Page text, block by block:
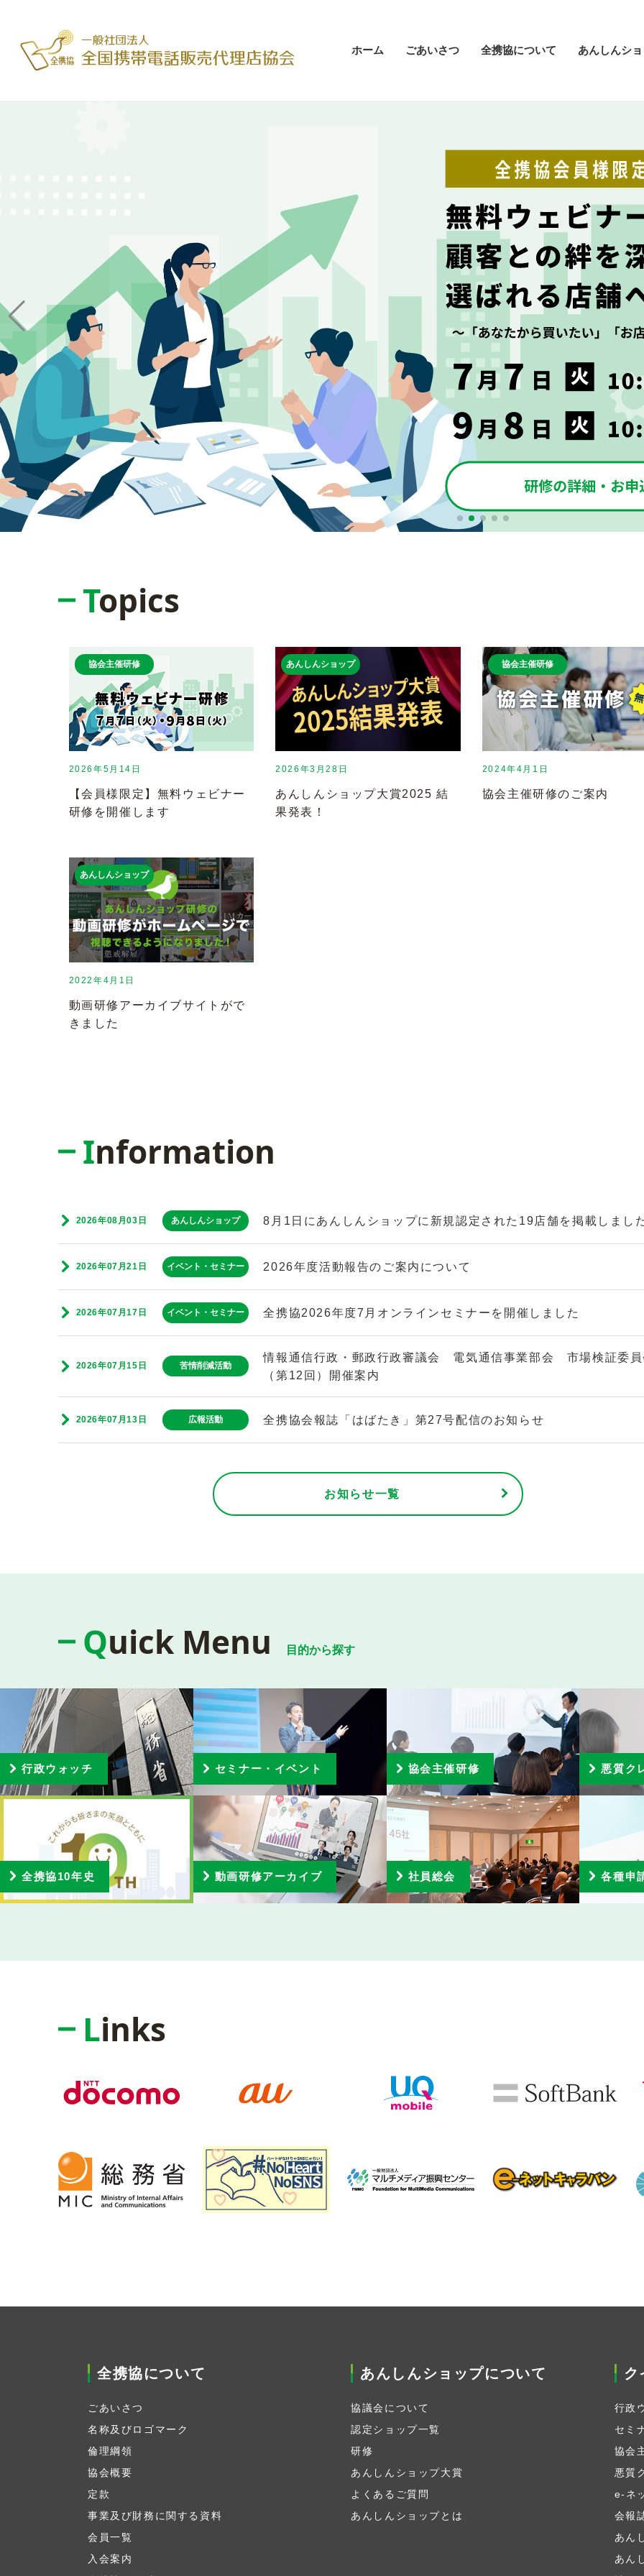
ホーム ごあいさつ 全携協について あんしんシ
Topics
2026年5月14日
【会員様限定】無料ウェビナー
研修を開催します
協会主催研修
2026年3月28日
あんしんショップ大賞2025 結
果発表！
あんしんショップ
2024年4月1日
協会主催研修のご案内
協会主催研修
2022年4月1日
動画研修アーカイブサイトがで
きました
あんしんショップ
Information
2026年08月03日 あんしんショップ 8月1日にあんしんショップに新規認定された19店舗を掲載しまし
2026年07月21日 イベント・セミナー 2026年度活動報告のご案内について
2026年07月17日 イベント・セミナー 全携協2026年度7月オンラインセミナーを開催しました
2026年07月15日 苦情削減活動
情報通信行政・郵政行政審議会 電気通信事業部会 市場検証委
（第12回）開催案内
2026年07月13日 広報活動 全携協会報誌「はばたき」第27号配信のお知らせ
お知らせ一覧
Quick Menu 目的から探す
行政ウォッチ セミナー・イベント 協会主催研修 悪質ク
全携協10年史 動画研修アーカイブ 社員総会 各種申
Links
全携協について
ごあいさつ
名称及びロゴマーク
倫理綱領
協会概要
定款
事業及び財務に関する資料
会員一覧
入会案内
あんしんショップについて
協議会について
認定ショップ一覧
研修
あんしんショップ大賞
よくあるご質問
あんしんショップとは
ク
行政
セミ
協会
悪質
e-ネ
会報
あん
あん